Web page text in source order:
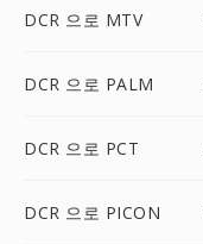
DCR 으로 MTV
DCR 으로 PALM
DCR 으로 PCT
DCR 으로 PICON